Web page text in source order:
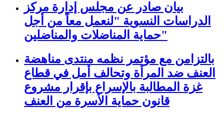
بيان صادر عن مجلس إدارة مركز
الدراسات النسوية "لنعمل معاً من أجل
حماية المناضلات والمناضلين"
بالتزامن مع مؤتمر نظمه منتدى مناهضة
العنف ضد المرأة وتحالف أمل في قطاع
غزة المطالبة بالإسراع بإقرار مشروع
قانون حماية الأسرة من العنف